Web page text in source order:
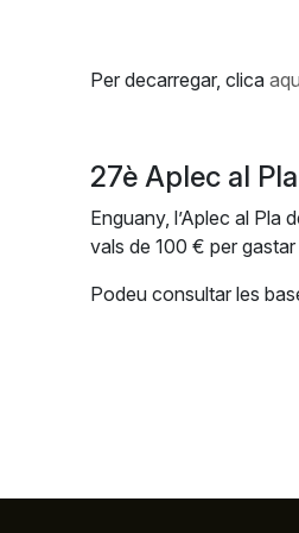
Per decarregar, clica
27è Aplec al
Enguany, l’Aplec al Pla
vals de 100 € per
Podeu consultar les